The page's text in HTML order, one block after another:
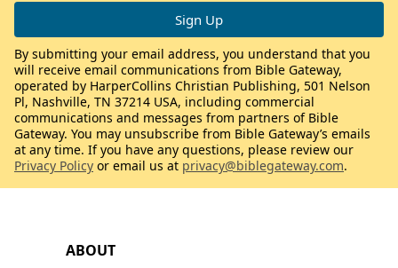
ABOUT
By submitting your email address, you understand that you
will receive email communications from Bible Gateway,
operated by HarperCollins Christian Publishing, 501 Nelson
Pl, Nashville, TN 37214 USA, including commercial
communications and messages from partners of Bible
Gateway. You may unsubscribe from Bible Gateway’s emails
at any time. If you have any questions, please review our
Privacy Policy or email us at privacy@biblegateway.com.